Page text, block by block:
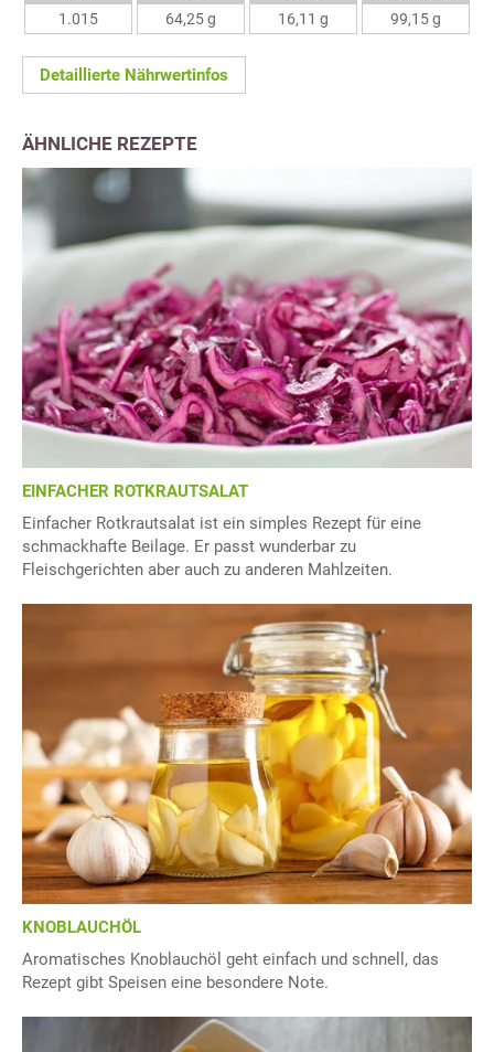
1.015
64,25 g
16,11 g
99,15 g
Detaillierte Nährwertinfos
ÄHNLICHE REZEPTE
EINFACHER ROTKRAUTSALAT
Einfacher Rotkrautsalat ist ein simples Rezept für eine
schmackhafte Beilage. Er passt wunderbar zu
Fleischgerichten aber auch zu anderen Mahlzeiten.
KNOBLAUCHÖL
Aromatisches Knoblauchöl geht einfach und schnell, das
Rezept gibt Speisen eine besondere Note.